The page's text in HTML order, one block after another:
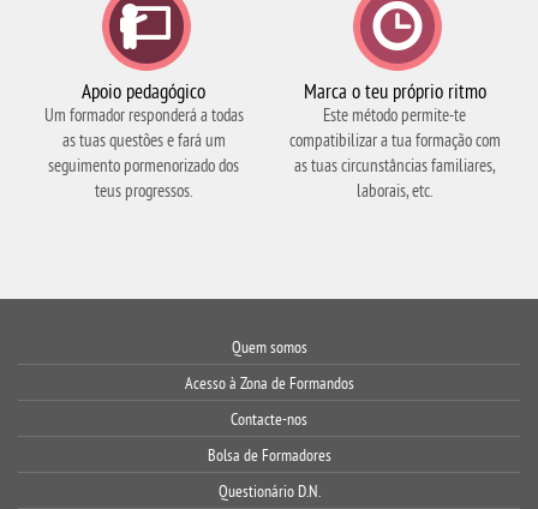
Apoio pedagógico
Um formador responderá a todas
as tuas questões e fará um
seguimento pormenorizado dos
teus progressos.
Marca o teu próprio ritmo
Este método permite-te
compatibilizar a tua formação com
as tuas circunstâncias familiares,
laborais, etc.
Quem somos
Acesso à Zona de Formandos
Contacte-nos
Bolsa de Formadores
Questionário D.N.